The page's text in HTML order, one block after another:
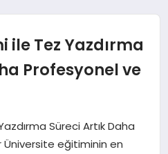
Tez Yazdırma
Profesyonel ve
Süreci Artık Daha
Üniversite eğitiminin en